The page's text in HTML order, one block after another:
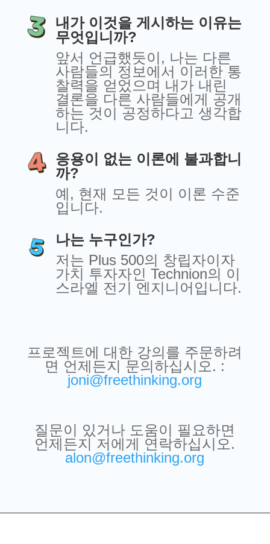
내가 이것을 게시하는 이유는
무엇입니까?
앞서 언급했듯이, 나는 다른
사람들의 정보에서 이러한 통
찰력을 얻었으며 내가 내린
결론을 다른 사람들에게 공개
하는 것이 공정하다고 생각합
니다.
응용이 없는 이론에 불과합니
까?
예, 현재 모든 것이 이론 수준
입니다.
나는 누구인가?
저는 Plus 500의 창립자이자
가치 투자자인 Technion의 이
스라엘 전기 엔지니어입니다.
프로젝트에 대한 강의를 주문하려
면 언제든지 문의하십시오. :
joni@freethinking.org
질문이 있거나 도움이 필요하면
언제든지 저에게 연락하십시오.
alon@freethinking.org